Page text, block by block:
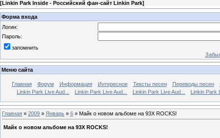
[Linkin Park Inside - Российский фан-сайт Linkin Park]
Форма входа
Логин:
Пароль:
запомнить
Меню сайта
Главная Форум Информация Интересное Тексты песен Переводы песен
Linkin Park Live Aud...
Linkin Park Live Aud... Linkin Park Live Aud... Linkin Park
Главная » 2009 » Январь » 6 » Майк о новом альбоме на 93X ROCKS!
Майк о новом альбоме на 93X ROCKS!